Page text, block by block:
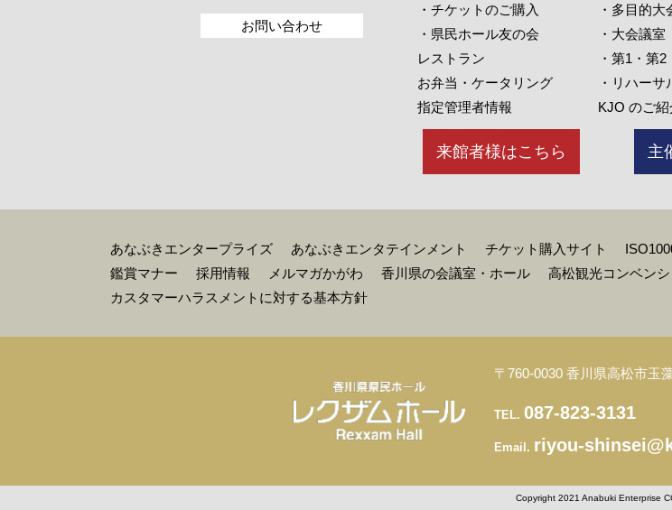
お問い合わせ
・チケットのご購入
・県民ホール友の会
レストラン
お弁当・ケータリング
指定管理者情報
・多目的大
・大会議室
・第1・第
・リハー
KJO のご紹
来館者様はこちら 主
あなぶきエンタープライズ あなぶきエンタテインメント チケット購入サイト
鑑賞マナー
採用情報 メルマガかがわ 香川県の会議室・ホール
高松観光コンベン
カスタマーハラスメントに対する基本方針
〒760-0030 香川県高松市玉
TEL. 087-823-3131
Email. riyou-
Copyright 2021 Anabuki Enterprise